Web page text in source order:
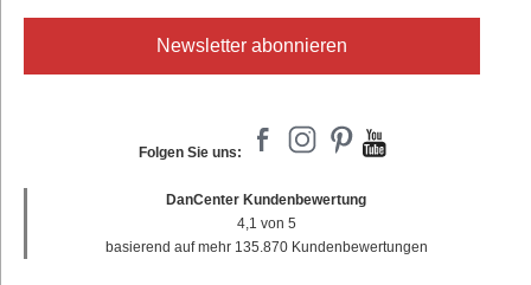
Newsletter abonnieren
Folgen Sie uns:
DanCenter Kundenbewertung
4,1 von 5
basierend auf mehr 135.870 Kundenbewertungen